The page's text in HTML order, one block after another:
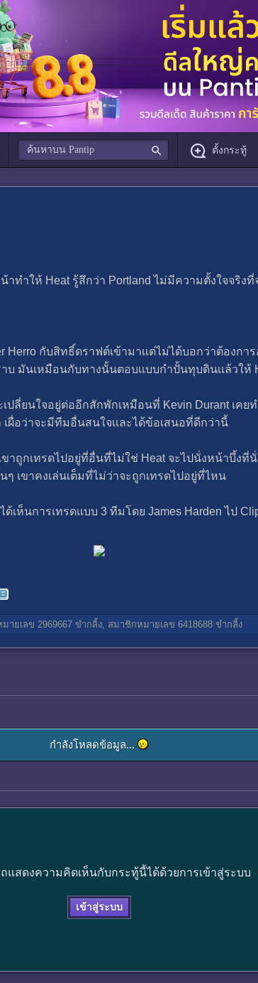
ตั้งกระทู้
าทําให้ Heat รู้สึกว่า Portland ไม่มีความตั้งใจจริงที่
Herro กับสิทธิ์ดราฟต์เข้ามาเเต่ไม่ได้บอกว่าต้องก
บ มันเหมือนกับทางนั้นตอบเเบบกําปั้นทุบดินเเล้วให้
เปลี่ยนใจอยู่ต่ออีกสักพักเหมือนที่ Kevin Durant เค
ผื่อว่าจะมีทีมอื่นสนใจเเละได้ข้อเสนอที่ดีกว่านี้
าถูกเทรดไปอยู่ที่อื่นที่ไม่ใช่ Heat จะไปนั่งหน้าบึ้งที่นั่
ๆ เขาคงเล่นเต็มที่ไม่ว่าจะถูกเทรดไปอยู่ที่ไหน
เห็นการเทรดเเบบ 3 ทีมโดย James Harden ไป
ายเลข 2969667 ขำกลิ้ง, สมาชิกหมายเลข 6418688 ขำกลิ้ง
กำลังโหลดข้อมูล...
แสดงความคิดเห็นกับกระทู้นี้ได้ด้วยการเข้าสู่ระบบ
เข้าสู่ระบบ